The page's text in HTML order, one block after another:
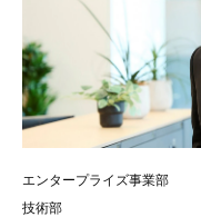
エンタープライズ事業部
技術部